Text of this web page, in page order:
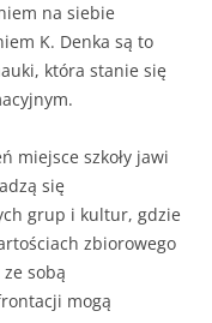
na siebie
K. Denka są to
która stanie się
miejsce szkoły jawi
się
grup i kultur, gdzie
zbiorowego
sobą
mogą